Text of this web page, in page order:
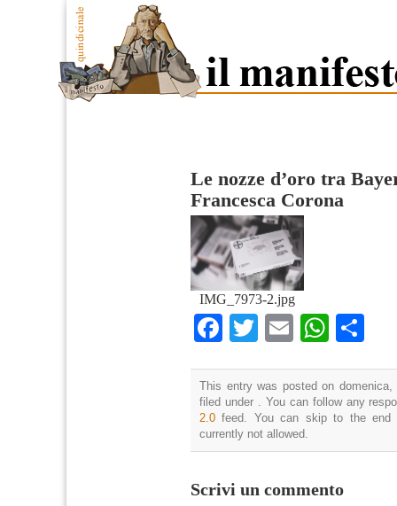
Le nozze d’oro tra
Francesca Corona
IMG_7973-2.jpg
Facebook
TwitterEmail
This entry was posted on
filed under . You can follow any
2.0 feed. You can skip to the end
currently not allowed.
Scrivi un commento